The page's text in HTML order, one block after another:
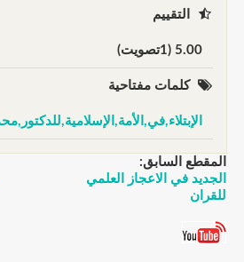
التقييم
5.00 (1تصويت)
كلمات مفتاحية
المقطع السابق:
الجديد في الاعجاز العلمي
للقران